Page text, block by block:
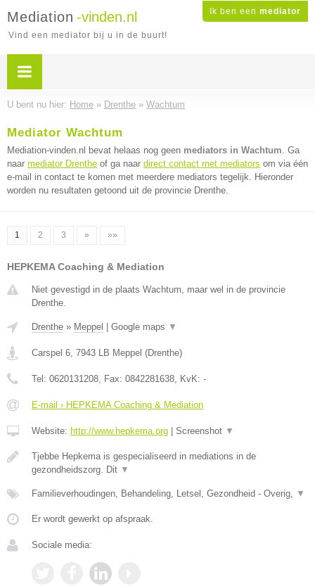
Ik ben een mediator
Mediation -vinden.nl
Vind een mediator bij u in de buurt!
U bent nu hier: Home » Drenthe » Wachtum
Mediator Wachtum
Mediation-vinden.nl bevat helaas nog geen mediators in Wachtum. Ga
naar mediator Drenthe of ga naar direct contact met mediators om via één
e-mail in contact te komen met meerdere mediators tegelijk. Hieronder
worden nu resultaten getoond uit de provincie Drenthe.
1 2 3 » »»
HEPKEMA Coaching & Mediation
Niet gevestigd in de plaats Wachtum, maar wel in de provincie
Drenthe.
Drenthe » Meppel Google maps ▼
Carspel 6, 7943 LB Meppel (Drenthe)
Tel: 0620131208, Fax: 0842281638, KvK: -
E-mail › HEPKEMA Coaching & Mediation
Website: http://www.hepkema.org Screenshot ▼
Tjebbe Hepkema is gespecialiseerd in mediations in de
gezondheidszorg. Dit ▼
Familieverhoudingen, Behandeling, Letsel, Gezondheid - Overig, ▼
Er wordt gewerkt op afspraak.
Sociale media: